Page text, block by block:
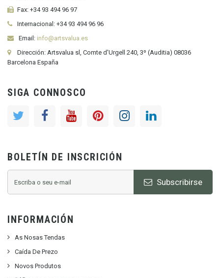
Fax: +34 93 494 96 97
Internacional: +34 93 494 96 96
Email: info@artsvalua.es
Dirección: Artsvalua sl, Comte d'Urgell 240, 3º (Auditia) 08036
Barcelona España
SIGA CONNOSCO
BOLETÍN DE INSCRICIÓN
Subscribirse
INFORMACIÓN
As Nosas Tendas
Caída De Prezo
Novos Produtos